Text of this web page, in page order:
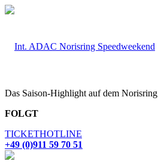
Das Saison-Highlight auf dem Norisring
FOLGT
TICKETHOTLINE
+49 (0)911 59 70 51